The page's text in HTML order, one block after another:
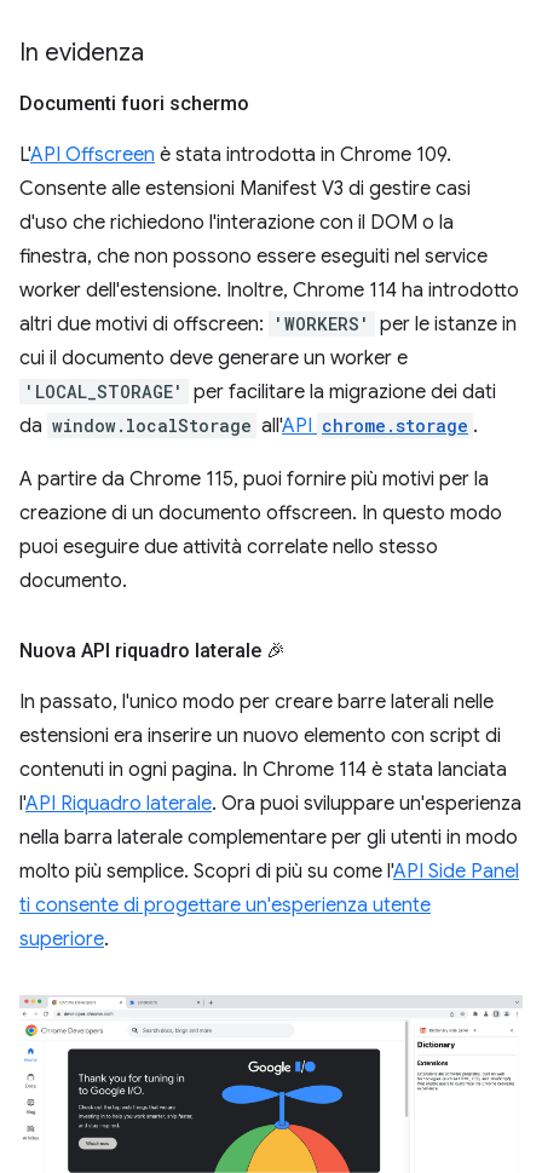
In evidenza
Documenti fuori schermo
L'API Offscreen è stata introdotta in Chrome 109.
Consente alle estensioni Manifest V3 di gestire casi
d'uso che richiedono l'interazione con il DOM o la
finestra, che non possono essere eseguiti nel service
worker dell'estensione. Inoltre, Chrome 114 ha introdotto
altri due motivi di offscreen:
'WORKERS'
per le istanze in
cui il documento deve generare un worker e
'LOCAL_STORAGE'
per facilitare la migrazione dei dati
da window.localStorage all'API chrome.storage .
A partire da Chrome 115, puoi fornire più motivi per la
creazione di un documento offscreen. In questo modo
puoi eseguire due attività correlate nello stesso
documento.
Nuova API riquadro laterale 🎉
In passato, l'unico modo per creare barre laterali nelle
estensioni era inserire un nuovo elemento con script di
contenuti in ogni pagina. In Chrome 114 è stata lanciata
l'API Riquadro laterale. Ora puoi sviluppare un'esperienza
nella barra laterale complementare per gli utenti in modo
molto più semplice. Scopri di più su come l'API Side Panel
ti consente di progettare un'esperienza utente
superiore.